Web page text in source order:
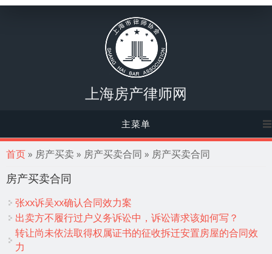
上海房产律师网
主菜单
你在这里
首页» 房产买卖 » 房产买卖合同 » 房产买卖合同
房产买卖合同
张xx诉吴xx确认合同效力案
出卖方不履行过户义务诉讼中，诉讼请求该如何写？
转让尚未依法取得权属证书的征收拆迁安置房屋的合同效
力